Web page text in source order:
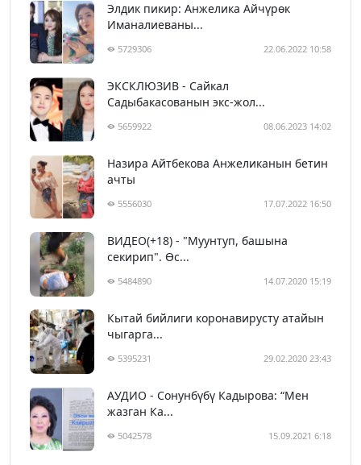
Элдик пикир: Анжелика Айчүрөк
Иманалиеваны...
5729306 22.06.2022 10:58
ЭКСКЛЮЗИВ - Сайкал
Садыбакасованын экс-жол...
5659922 08.06.2023 14:02
Назира Айтбекова Анжеликанын бетин
ачты
5556030 17.07.2022 16:50
ВИДЕО(+18) - "Муунтуп, башына
секирип". Өс...
5484890 14.07.2020 15:19
Кытай бийлиги коронавирусту атайын
чыгарга...
5395231 29.02.2020 23:43
АУДИО - Сонунбүбү Кадырова: “Мен
жазган Ка...
5042578 15.09.2021 6:18